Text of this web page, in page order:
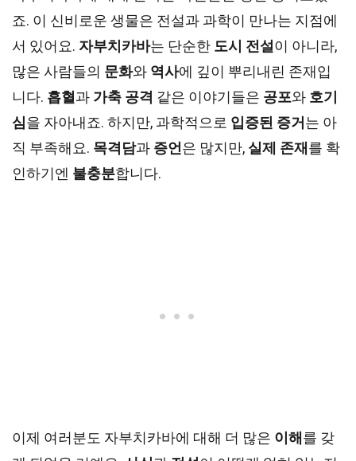
죠. 이 신비로운 생물은 전설과 과학이 만나는 지점에
서 있어요. 자부치카바는 단순한 도시 전설 이 아니라,
많은 사람들의 문화와 역사에 깊이 뿌리내린 존재입
니다. 흡혈 과 가축 공격 같은 이야기들은 공포와 호기
심을 자아내죠. 하지만, 과학적으로 입증된 증거 는 아
직 부족해요. 목격담과 증언 은 많지만, 실제 존재 를 확
인하기엔 불충분합니다.
이제 여러분도 자부치카바에 대해 더 많은 이해 를 갖